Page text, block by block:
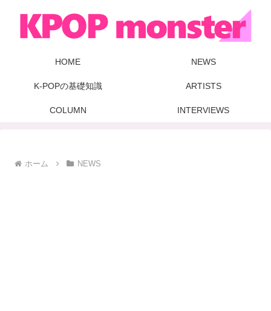
HOME NEWS
K-POPの基礎知識 ARTISTS
COLUMN INTERVIEWS
ホーム NEWS